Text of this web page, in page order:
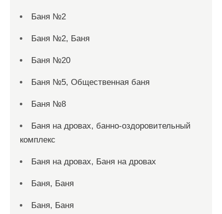
Баня №2
Баня №2, Баня
Баня №20
Баня №5, Общественная баня
Баня №8
Баня на дровах, банно-оздоровительный
комплекс
Баня на дровах, Баня на дровах
Баня, Баня
Баня, Баня